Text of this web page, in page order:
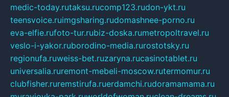
medic-today.rutaksu.rucomp123.rudon-ykt.ru
teensvoice.ruimgsharing.rudomashnee-porno.ru
eva-elfie.rufoto-tur.rubiz-doska.rumetropoltravel.ru
veslo-i-yakor.ruborodino-media.rurostotsky.ru
regionufa.ruweiss-bet.ruzaryna.rucasinotablet.ru
universalia.ruremont-mebeli-moscow.rutermomur.ru
clubfisher.ruremstirufa.ruerdamchi.rudoramamama.ru